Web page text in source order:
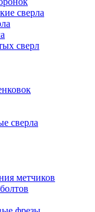
сверла
сверл
сверла
метчиков